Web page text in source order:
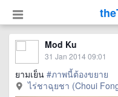
Mod Ku
31 Jan 2014 09:01
ยามเย็น #ภาพนี้ต้องขยาย
ไร่ชาฉุยชา (Choui